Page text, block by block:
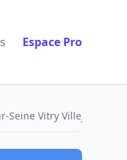
Espace Pro
Seine Vitry Villejuif